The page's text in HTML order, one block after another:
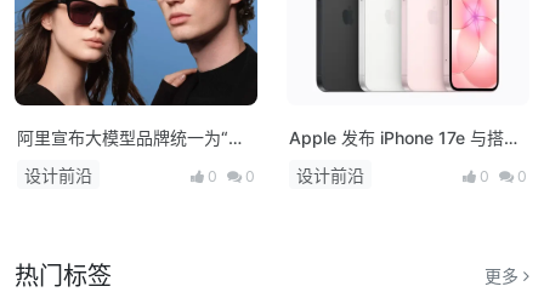
阿里宣布大模型品牌统一为“千
问”，并发布首款AI硬件产品千
问AI眼镜
设计前沿 0 0
Apple 发布 iPhone 17e 与搭载
M4 芯片的 iPad Air，多款新品
将亮相！
设计前沿 0 0
热门标签 更多